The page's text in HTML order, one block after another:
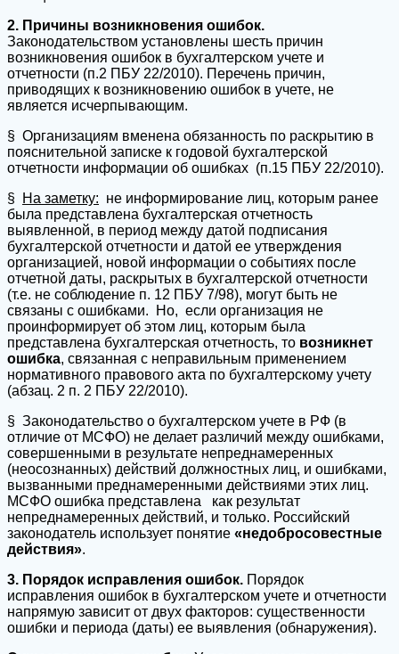
2. Причины возникновения ошибок.
Законодательством установлены шесть причин
возникновения ошибок в бухгалтерском учете и
отчетности (п.2 ПБУ 22/2010). Перечень причин,
приводящих к возникновению ошибок в учете, не
является исчерпывающим.
§ Организациям вменена обязанность по раскрытию в
пояснительной записке к годовой бухгалтерской
отчетности информации об ошибках (п.15 ПБУ 22/2010).
§
На заметку: не информирование лиц, которым ранее
была представлена бухгалтерская отчетность
выявленной, в период между датой подписания
бухгалтерской отчетности и датой ее утверждения
организацией, новой информации о событиях после
отчетной даты, раскрытых в бухгалтерской отчетности
(т.е. не соблюдение п. 12 ПБУ 7/98), могут быть не
связаны с ошибками. Но, если организация не
проинформирует об этом лиц, которым была
представлена бухгалтерская отчетность, то возникнет
ошибка, связанная с неправильным применением
нормативного правового акта по бухгалтерскому учету
(абзац. 2 п. 2 ПБУ 22/2010).
§ Законодательство о бухгалтерском учете в РФ (в
отличие от МСФО) не делает различий между ошибками,
совершенными в результате непреднамеренных
(неосознанных) действий должностных лиц, и ошибками,
вызванными преднамеренными действиями этих лиц.
МСФО ошибка представлена как результат
непреднамеренных действий, и только. Российский
законодатель использует понятие «недобросовестные
действия».
3. Порядок исправления ошибок. Порядок
исправления ошибок в бухгалтерском учете и отчетности
напрямую зависит от двух факторов: существенности
ошибки и периода (даты) ее выявления (обнаружения).